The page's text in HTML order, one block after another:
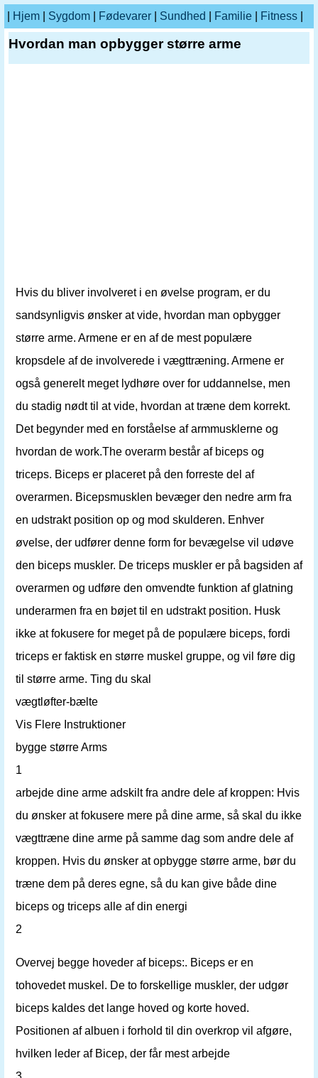
Hjem Sygdom Fødevarer Sundhed Familie Fitness
Hvordan man opbygger større arme
Hvis du bliver involveret i en øvelse program, er du
sandsynligvis ønsker at vide, hvordan man opbygger
større arme. Armene er en af ​​de mest populære
kropsdele af de involverede i vægttræning. Armene er
også generelt meget lydhøre over for uddannelse, men
du stadig nødt til at vide, hvordan at træne dem korrekt.
Det begynder med en forståelse af armmusklerne og
hvordan de work.The overarm består af biceps og
triceps. Biceps er placeret på den forreste del af
overarmen. Bicepsmusklen bevæger den nedre arm fra
en udstrakt position op og mod skulderen. Enhver
øvelse, der udfører denne form for bevægelse vil udøve
den biceps muskler. De triceps muskler er på bagsiden af
​​overarmen og udføre den omvendte funktion af glatning
underarmen fra en bøjet til en udstrakt position. Husk
ikke at fokusere for meget på de populære biceps, fordi
triceps er faktisk en større muskel gruppe, og vil føre dig
til større arme. Ting du skal
vægtløfter-bælte
Vis Flere Instruktioner
bygge større Arms
1
arbejde dine arme adskilt fra andre dele af kroppen: Hvis
du ønsker at fokusere mere på dine arme, så skal du ikke
vægttræne dine arme på samme dag som andre dele af
kroppen. Hvis du ønsker at opbygge større arme, bør du
træne dem på deres egne, så du kan give både dine
biceps og triceps alle af din energi
2
Overvej begge hoveder af biceps:. Biceps er en
tohovedet muskel. De to forskellige muskler, der udgør
biceps kaldes det lange hoved og korte hoved.
Positionen af ​​albuen i forhold til din overkrop vil afgøre,
hvilken leder af Bicep, der får mest arbejde